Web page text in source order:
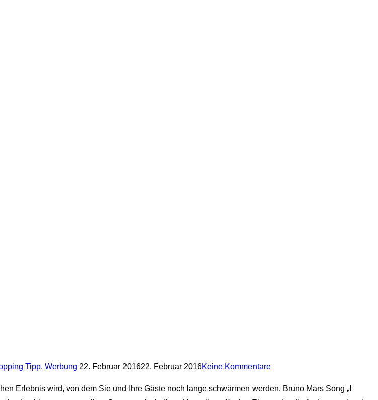
Tipp, Werbung Veröffentlicht
22. Februar 201622. Februar 2016Keine Kommentare
Erlebnis wird, von dem Sie und Ihre Gäste noch lange schwärmen werden. Bruno Mars Song „I